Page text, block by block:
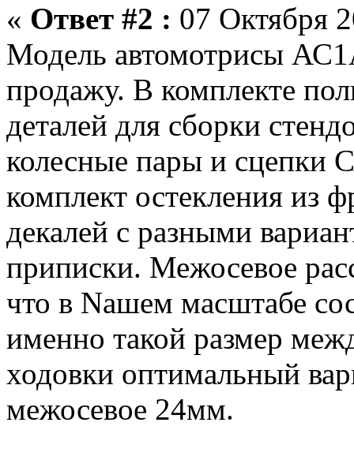
« Ответ #2 : 07 Октября
Модель автомотрисы
продажу. В комплекте
деталей для сборки
колесные пары и сцепки
комплект остекления из
декалей с разными
приписки. Межосевое
что в Nашем масштабе
именно такой размер
ходовки оптимальный
межосевое 24мм.